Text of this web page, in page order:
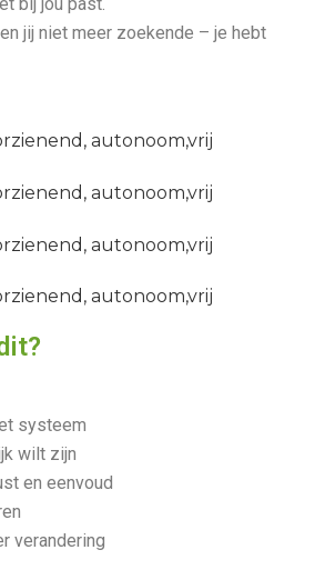
jij niet meer zoekende – je hebt
systeem
wilt zijn
en eenvoud
verandering